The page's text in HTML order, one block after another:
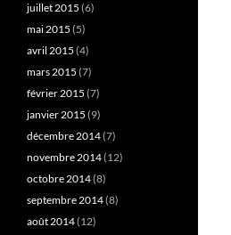
juillet 2015 (6)
mai 2015 (5)
avril 2015 (4)
mars 2015 (7)
février 2015 (7)
janvier 2015 (9)
décembre 2014(7)
novembre 2014(12)
octobre 2014(8)
septembre 2014(8)
août 2014(12)